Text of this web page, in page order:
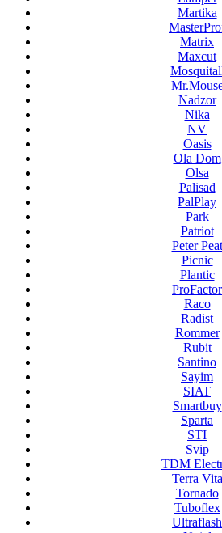
Martika
Matrix
Maxcut
Nadzor
Nika
NV
Oasis
Ola Dom
Olsa
Palisad
PalPlay
Park
Patriot
Peter Peat
Picnic
Plantic
ProFactor
Raco
Radist
Rommer
Rubit
Santino
Sayim
SIAT
Smartbuy
Sparta
STI
Svip
TDM
Terra Vita
Tornado
Tuboflex
Ultraflash